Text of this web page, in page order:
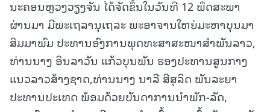
ນະຄອນຫຼວງວຽງຈັນ ໄດ້ຈັດຂຶ້ນໃນວັນທີ 12 ພຶດສະພາ
ຜ່ານມາ ມີພະເຖລານຸເຖລະ ພະອາຈານໃຫຍ່ມະຫາບຸນມາ
ສິມມາພົມ ປະທານອົງການພຸດທະສາສະໜາສຳພັນລາວ,
ທ່ານນາງ ອິນລາວັນ ແກ້ວບຸນພັນ ຮອງປະທານສູນກາງ
ແນວລາວສ້າງຊາດ,ທ່ານນາງ ນາລີ ສີສຸລິດ ພັນລະຍາ
ປະທານປະເທດ ພ້ອມດ້ວຍບັນດາການນໍາພັກ-ລັດ,